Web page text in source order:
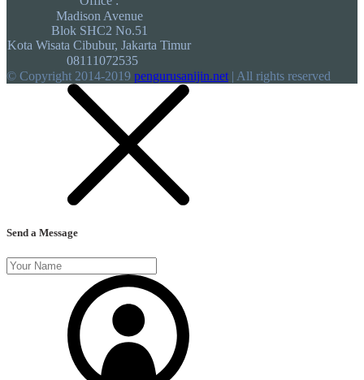
Madison Avenue
Blok SHC2 No.51
Kota Wisata Cibubur, Jakarta Timur
08111072535
© Copyright 2014-2019 pengurusanijin.net | All rights reserved
Send a Message